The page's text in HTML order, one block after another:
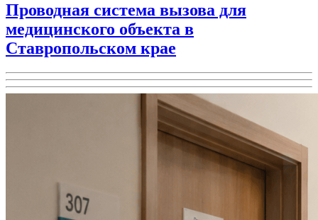
Проводная система вызова для
медицинского объекта в
Ставропольском крае